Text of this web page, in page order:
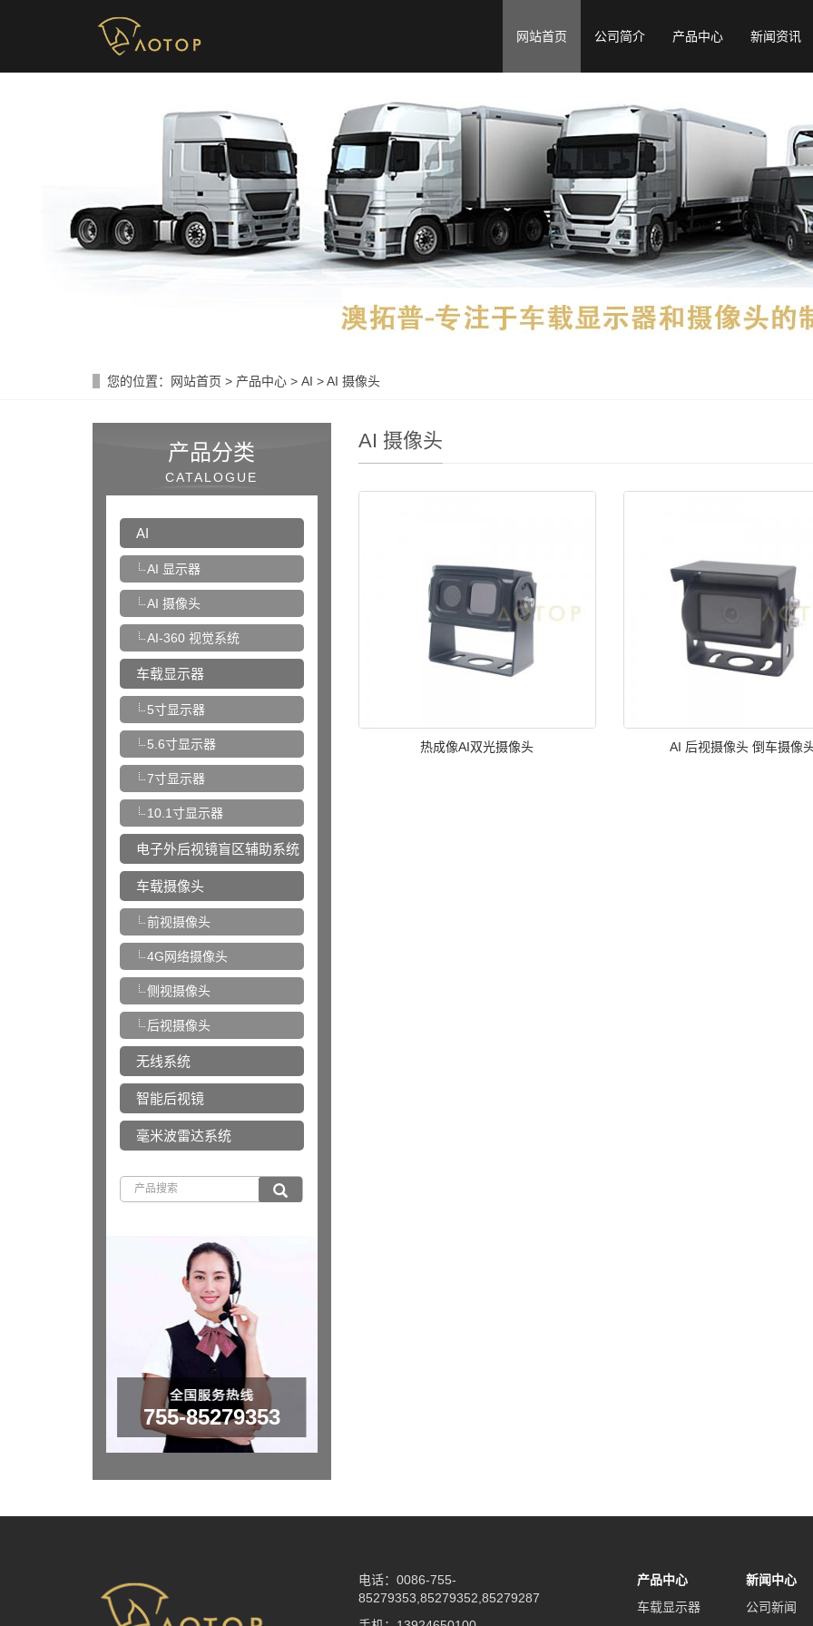
网站首页 公司简介 产品中心 新闻资讯
您的位置： 网站首页 > 产品中心 > AI >AI 摄像头
AI 摄像头
热成像AI双光摄像头 AI 后视摄像头 倒车摄像
产品分类
CATALOGUE
AI
AI 显示器
AI 摄像头
AI-360 视觉系统
车载显示器
5寸显示器
5.6寸显示器
7寸显示器
10.1寸显示器
电子外后视镜盲区辅助系统
车载摄像头
前视摄像头
4G网络摄像头
侧视摄像头
后视摄像头
无线系统
智能后视镜
毫米波雷达系统
755-85279353
电话：0086-755-
85279353,85279352,85279287
产品中心
车载显示器
新闻中心
公司新闻